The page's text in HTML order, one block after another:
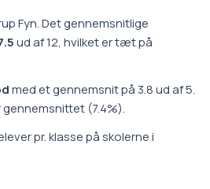
Fyn.Det gennemsnitlige
ud af 12, hvilket ertæt på
med et gennemsnit på 3.8ud af 5.
gennemsnittet (7.4%).
pr. klasse påskolerne i